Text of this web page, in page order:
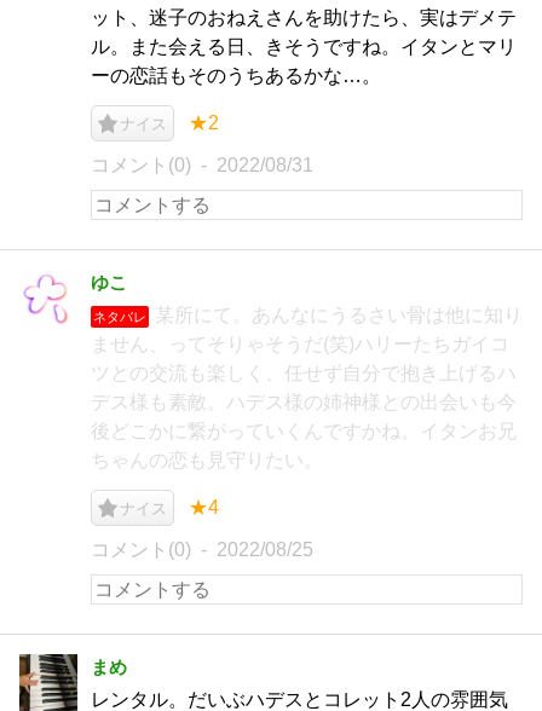
ット、迷子のおねえさんを助けたら、実はデメテ
ル。また会える日、きそうですね。イタンとマリ
ーの恋話もそのうちあるかな…。
ナイス ★2
コメント(0) 2022/08/31
ゆこ
ネタバレ
某所にて。あんなにうるさい骨は他に知り
ません、ってそりゃそうだ(笑)ハリーたちガイコ
ツとの交流も楽しく、任せず自分で抱き上げるハ
デス様も素敵。ハデス様の姉神様との出会いも今
後どこかに繋がっていくんですかね。イタンお兄
ちゃんの恋も見守りたい。
ナイス ★4
コメント(0) 2022/08/25
まめ
レンタル。だいぶハデスとコレット2人の雰囲気